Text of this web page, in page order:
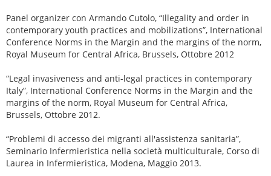
Panel organizer con Armando Cutolo, “Illegality and order in
contemporary youth practices and mobilizations”, International
Conference Norms in the Margin and the margins of the norm,
Royal Museum for Central Africa, Brussels, Ottobre 2012
“Legal invasiveness and anti-legal practices in contemporary
Italy”, International Conference Norms in the Margin and the
margins of the norm, Royal Museum for Central Africa,
Brussels, Ottobre 2012.
“Problemi di accesso dei migranti all'assistenza sanitaria”,
Seminario Infermieristica nella società multiculturale, Corso di
Laurea in Infermieristica, Modena, Maggio 2013.